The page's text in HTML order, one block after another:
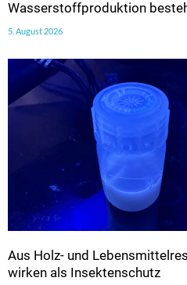
Wasserstoffproduktion
5. August 2026
Aus Holz- und
wirken als Insektenschutz